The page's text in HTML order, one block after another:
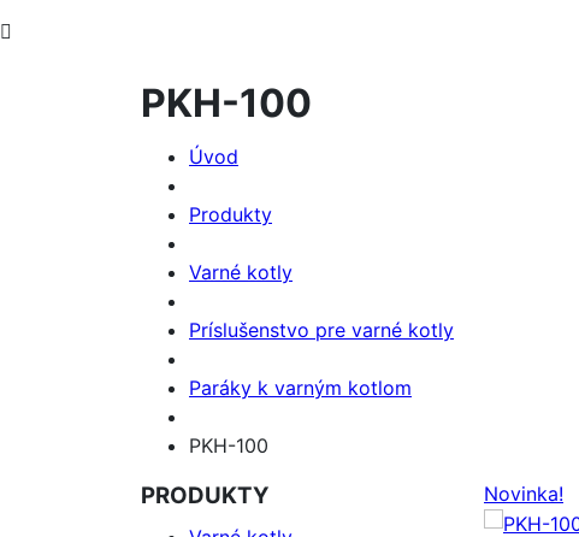
PKH-100
Úvod
Produkty
Varné kotly
Príslušenstvo pre varné kotly
Paráky k varným kotlom
PKH-100
Novinka!
PRODUKTY